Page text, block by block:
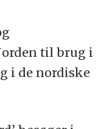
til brug i
i de nordiske